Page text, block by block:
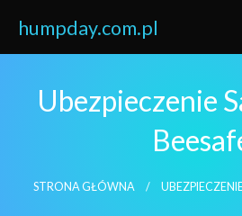
content
humpday.com.pl
Ubezpieczenie
STRONA GŁÓWNA